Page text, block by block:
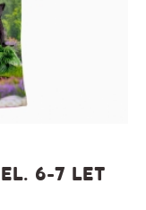
6-7 LET